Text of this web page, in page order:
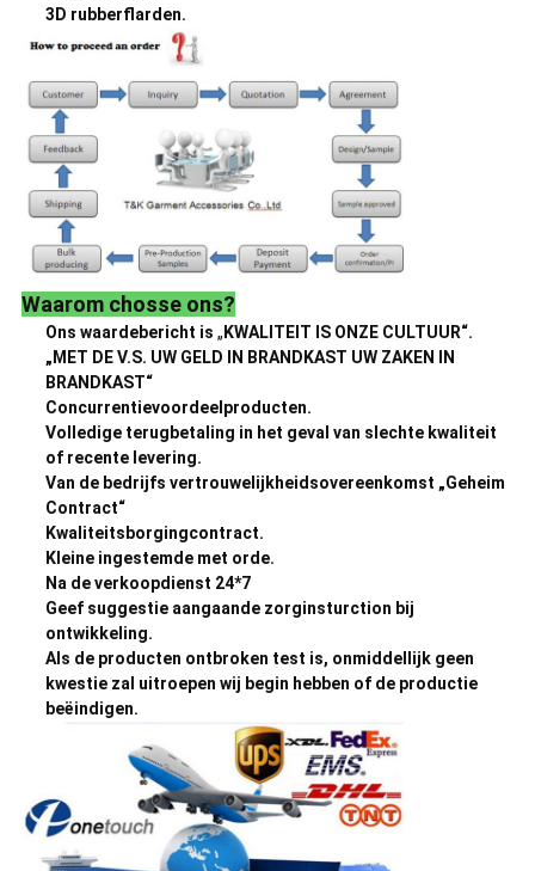
3D rubberflarden.
Waarom chosse ons?
Ons waardebericht is „ KWALITEIT IS ONZE CULTUUR“.
„MET DE V.S. UW GELD IN BRANDKAST UW ZAKEN IN
BRANDKAST“
Concurrentievoordeelproducten.
Volledige terugbetaling in het geval van slechte kwaliteit
of recente levering.
Van de bedrijfs vertrouwelijkheidsovereenkomst „Geheim
Contract“
Kwaliteitsborgingcontract.
Kleine ingestemde met orde.
Na de verkoopdienst 24*7
Geef suggestie aangaande zorginsturction bij
ontwikkeling.
Als de producten ontbroken test is, onmiddellijk geen
kwestie zal uitroepen wij begin hebben of de productie
beëindigen.